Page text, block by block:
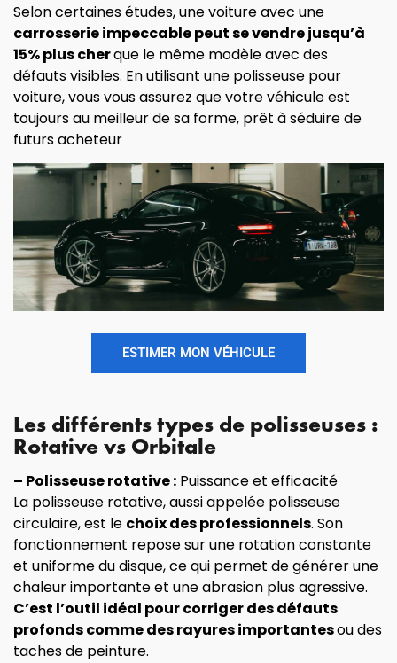
Selon certaines études, une voiture avec une
carrosserie impeccable peut se vendre jusqu’à
15% plus cherque le même modèle avec des
défauts visibles. En utilisant une polisseuse pour
voiture, vous vous assurez que votre véhicule est
toujours au meilleur de sa forme, prêt à séduire de
futurs acheteur
ESTIMER MON VÉHICULE
Les différents types de polisseuses :
Rotative vs Orbitale
– Polisseuse rotative : Puissance et efficacité
La polisseuse rotative, aussi appelée polisseuse
circulaire, est le choix des professionnels. Son
fonctionnement repose sur une rotation constante
et uniforme du disque, ce qui permet de générer une
chaleur importante et une abrasion plus agressive.
C’est l’outil idéal pour corriger des défauts
profonds comme des rayures importantesou des
taches de peinture.